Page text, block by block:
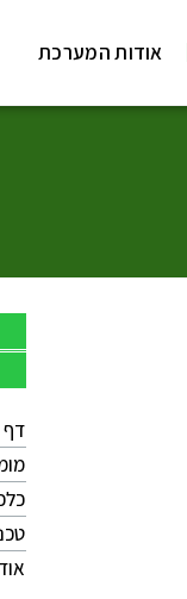
אודות המערכת
דף